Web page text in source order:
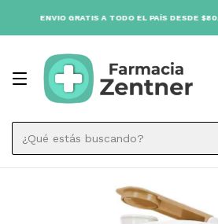
ENVIO GRATIS A TODO EL PAÍS DESDE $80.000 🚚